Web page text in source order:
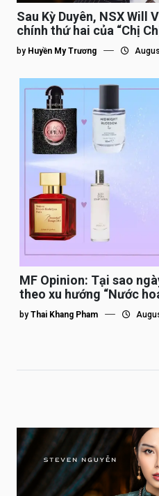
Sau Kỳ Duyên, NSX Will
chính thứ hai của “Chị
by Huyền My Trương
MF Opinion: Tại sao
theo xu hướng “Nước
by Thai Khang Pham